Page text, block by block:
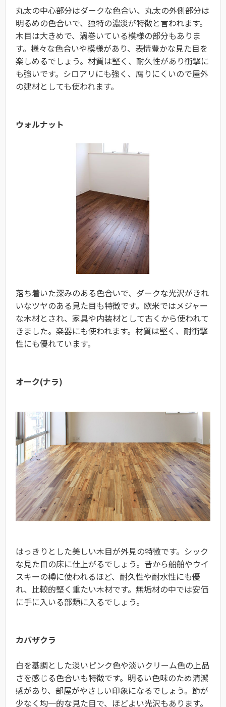
丸太の中心部分はダークな色合い、丸太の外側部分は
明るめの色合いで、独特の濃淡が特徴と言われます。
木目は大きめで、渦巻いている模様の部分もありま
す。様々な色合いや模様があり、表情豊かな見た目を
楽しめるでしょう。材質は堅く、耐久性があり衝撃に
も強いです。シロアリにも強く、腐りにくいので屋外
の建材としても使われます。
ウォルナット
落ち着いた深みのある色合いで、ダークな光沢がきれ
いなツヤのある見た目も特徴です。欧米ではメジャー
な木材とされ、家具や内装材として古くから使われて
きました。楽器にも使われます。材質は堅く、耐衝撃
性にも優れています。
オーク(ナラ)
はっきりとした美しい木目が外見の特徴です。シック
な見た目の床に仕上がるでしょう。昔から船舶やウイ
スキーの樽に使われるほど、耐久性や耐水性にも優
れ、比較的堅く重たい木材です。無垢材の中では安価
に手に入いる部類に入るでしょう。
カバザクラ
白を基調とした淡いピンク色や淡いクリーム色の上品
さを感じる色合いも特徴です。明るい色味のため清潔
感があり、部屋がやさしい印象になるでしょう。節が
少なく均一的な見た目で、ほどよい光沢もあります。